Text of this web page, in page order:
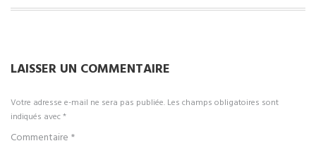
LAISSER UN COMMENTAIRE
Votre adresse e-mail ne sera pas publiée. Les champs obligatoires sont
indiqués avec*